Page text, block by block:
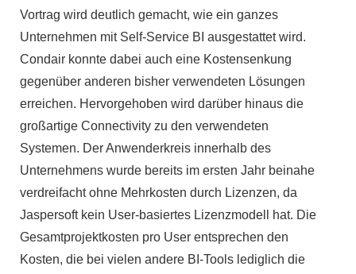
Vortrag wird deutlich gemacht, wie ein ganzes
Unternehmen mit Self-Service BI ausgestattet wird.
Condair konnte dabei auch eine Kostensenkung
gegenüber anderen bisher verwendeten Lösungen
erreichen. Hervorgehoben wird darüber hinaus die
großartige Connectivity zu den verwendeten
Systemen. Der Anwenderkreis innerhalb des
Unternehmens wurde bereits im ersten Jahr beinahe
verdreifacht ohne Mehrkosten durch Lizenzen, da
Jaspersoft kein User-basiertes Lizenzmodell hat. Die
Gesamtprojektkosten pro User entsprechen den
Kosten, die bei vielen andere BI-Tools lediglich die